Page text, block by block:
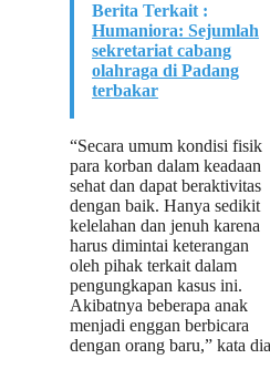
Berita Terkait :
Humaniora: Sejumlah
sekretariat cabang
olahraga di Padang
terbakar
“Secara umum kondisi fisik
para korban dalam keadaan
sehat dan dapat beraktivitas
dengan baik. Hanya sedikit
kelelahan dan jenuh karena
harus dimintai keterangan
oleh pihak terkait dalam
pengungkapan kasus ini.
Akibatnya beberapa anak
menjadi enggan berbicara
dengan orang baru,” kata